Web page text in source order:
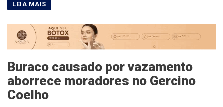
Buraco causado por vazamento
aborrece moradores no Gercino
Coelho